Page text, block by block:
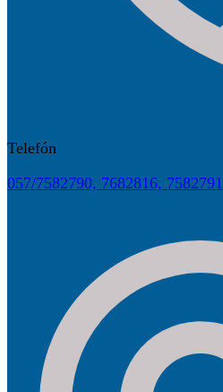
Telefón
057/7582790, 7682816, 7582791